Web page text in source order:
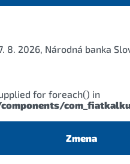
8. 2026, Národná banka
for foreach() in
Zmena